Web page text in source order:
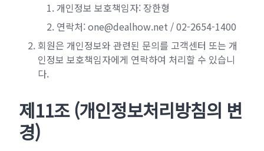
개인정보 보호책임자: 장한형
연락처: one@dealhow.net / 02-2654-1400
회원은 개인정보와 관련된 문의를 고객센터 또는 개
인정보 보호책임자에게 연락하여 처리할 수 있습니
다.
제11조 (개인정보처리방침의 변
경)